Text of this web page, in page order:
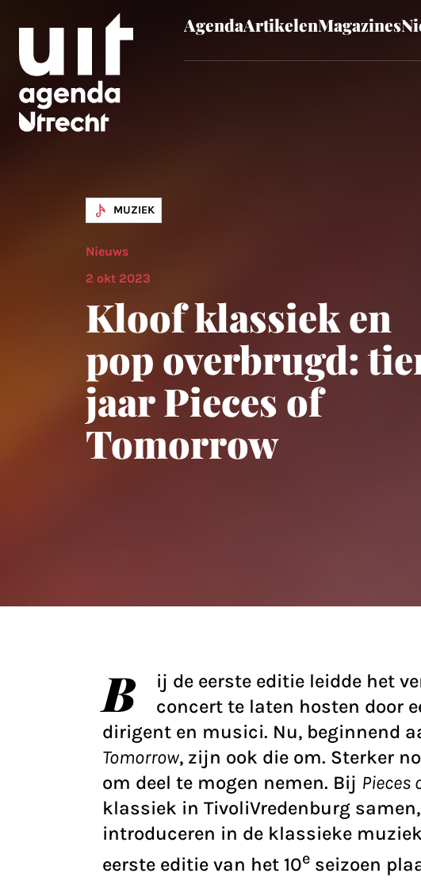
Skip to main content AgendaArtikelenMagazines
MUZIEK
Nieuws
2 okt 2023
Kloof klassiek en
pop overbrugd:
jaar Pieces of
Tomorrow
B
ij de eerste editie leidde het
concert te laten hosten door
dirigent en musici. Nu, beginnend
Tomorrow, zijn ook die om. Sterker
om deel te mogen nemen. Bij Pieces
klassiek in TivoliVredenburg
introduceren in de klassieke
eerste editie van het 10e seizoen